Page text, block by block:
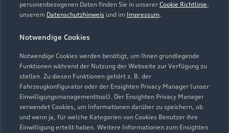
personenbezogenen Daten finden Sie in unserer Cookie Richtlinie,
unserem Datenschutzhinweis und im Impressum.
Notwendige Cookies
Notwendige Cookies werden benötigt, um Ihnen grundlegende
Funktionen während der Nutzung der Webseite zur Verfügung zu
stellen. Zu diesen Funktionen gehört z. B. der
Fahrzeugkonfigurator oder der Ensighten Privacy Manager (unser
Einwilligungsmanagementtool). Der Ensighten Privacy Manager
verwendet Cookies, um Informationen darüber zu speichern, ob
und wenn ja, für welche Kategorien von Cookies Benutzer ihre
Einwilligung erteilt haben. Weitere Informationen zum Ensighten
Öffnungszeiten
Service
Geöffnet bis18:00
Verkauf
Geöffnet bis18:00